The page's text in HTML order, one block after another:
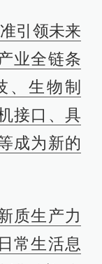
引领未来
业全链条
、生物制
接口、具
成为新的
质生产力
常生活息